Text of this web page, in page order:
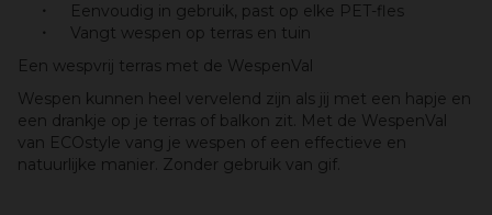
Eenvoudig in gebruik, past op elke PET-fles
Vangt wespen op terras en tuin
Een wespvrij terras met de WespenVal
Wespen kunnen heel vervelend zijn als jij met een hapje en
een drankje op je terras of balkon zit. Met de WespenVal
van ECOstyle vang je wespen of een effectieve en
natuurlijke manier. Zonder gebruik van gif.